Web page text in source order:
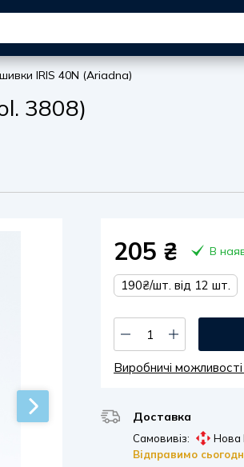
IRIS 40N (Ariadna)
3808)
205 ₴ В
190₴/шт. від 12 шт.
Виробничі
Доставка
Самовивіз:
Нова
Відправимо